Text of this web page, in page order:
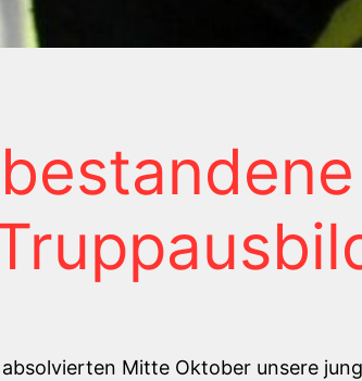
Mitte Oktober unsere